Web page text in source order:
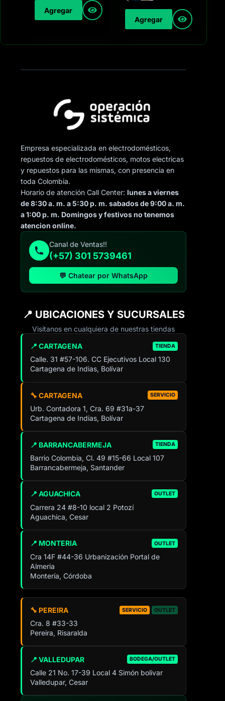
Agregar
Agregar
Empresa especializada en electrodomésticos,
repuestos de electrodomésticos, motos electricas
y repuestos para las mismas, con presencia en
toda Colombia.
Horario de atención Call Center:lunes a viernes
de 8:30 a. m. a 5:30 p. m. sabados de 9:00 a. m.
a 1:00 p. m. Domingos y festivos no tenemos
atencion online.
Canal de Ventas!!
(+57) 301 5739461
💬 Chatear por WhatsApp
📍 UBICACIONES Y SUCURSALES
Visítanos en cualquiera de nuestras tiendas
📍 CARTAGENA TIENDA
Calle. 31 #57-106. CC Ejecutivos Local 130
Cartagena de Indias, Bolívar
🔧 CARTAGENA SERVICIO
Urb. Contadora 1, Cra. 69 #31a-37
Cartagena de Indias, Bolívar
📍 BARRANCABERMEJA TIENDA
Barrio Colombia, Cl. 49 #15-66 Local 107
Barrancabermeja, Santander
📍 AGUACHICA OUTLET
Carrera 24 #8-10 local 2 Potozí
Aguachica, Cesar
📍 MONTERIA OUTLET
Cra 14F #44-36 Urbanización Portal de
Almeria
Montería, Córdoba
📍 VALLEDUPAR BODEGA/OUTLET
Calle 21 No. 17-39 Local 4 Simón bolivar
Valledupar, Cesar
🔧 PEREIRA SERVICIO OUTLET
Cra. 8 #33-33
Pereira, Risaralda